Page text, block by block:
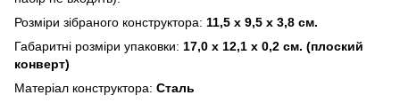
Розміри зібраного конструктора: 11,5 х 9,5 х 3,8 см.
Габаритні розміри упаковки: 17,0 х 12,1 х 0,2 см. (плоский
конверт)
Матеріал конструктора: Сталь